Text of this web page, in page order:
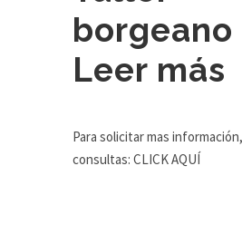
borgeano
Leer más
Para solicitar mas
consultas: CLICK AQUÍ